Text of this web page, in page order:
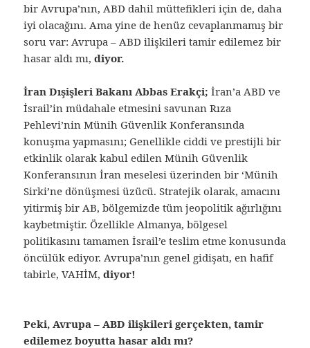
bir Avrupa’nın, ABD dahil müttefikleri için de, daha
iyi olacağını. Ama yine de henüz cevaplanmamış bir
soru var: Avrupa – ABD ilişkileri tamir edilemez bir
hasar aldı mı,diyor.
İran Dışişleri Bakanı Abbas Erakçi; İran’a ABD ve
İsrail’in müdahale etmesini savunan Rıza
Pehlevi’nin Münih Güvenlik Konferansında
konuşma yapmasını; Genellikle ciddi ve prestijli bir
etkinlik olarak kabul edilen Münih Güvenlik
Konferansının İran meselesi üzerinden bir ‘Münih
Sirki’ne dönüşmesi üzücü. Stratejik olarak, amacını
yitirmiş bir AB, bölgemizde tüm jeopolitik ağırlığını
kaybetmiştir. Özellikle Almanya, bölgesel
politikasını tamamen İsrail’e teslim etme konusunda
öncülük ediyor. Avrupa’nın genel gidişatı, en hafif
tabirle, VAHİM,diyor!
Peki, Avrupa – ABD ilişkileri gerçekten, tamir
edilemez boyutta hasar aldı mı?